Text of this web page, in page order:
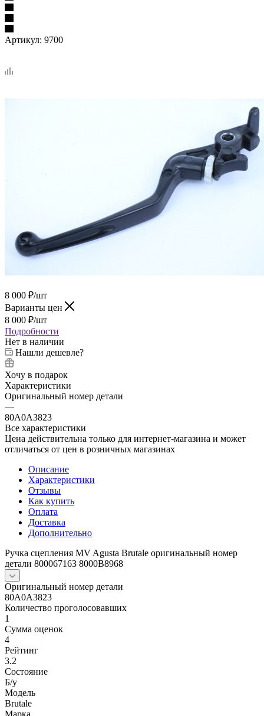
Артикул: 9700
8 000 ₽/шт
Варианты цен
8 000 ₽/шт
Подробности
Нет в наличии
Нашли дешевле?
Хочу в подарок
Характеристики
Оригинальный номер детали
—
80A0A3823
Все характеристики
Цена действительна только для интернет-магазина и может
отличаться от цен в розничных магазинах
Описание
Характеристики
Отзывы
Как купить
Оплата
Доставка
Дополнительно
Ручка сцепления MV Agusta Brutale оригинальный номер
детали 800067163 8000B8968
Оригинальный номер детали
80A0A3823
Количество проголосовавших
1
Сумма оценок
4
Рейтинг
3.2
Состояние
Б/y
Модель
Brutale
Марка